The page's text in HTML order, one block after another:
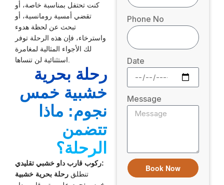
كنت تحتفل بمناسبة خاصة، أو
تقضي أمسية رومانسية، أو
تبحث عن لحظة هدوء
واسترخاء، فإن هذه الرحلة توفر
لك الأجواء المثالية لمغامرة
رحلة بحرية
خشبية خمس
نجوم: ماذا
تتضمن
الرحلة؟
ركوب قارب داو خشبي تقليدي:
تنطلق رحلة بحرية خشبية
Phone No
Date
Message
Book Now